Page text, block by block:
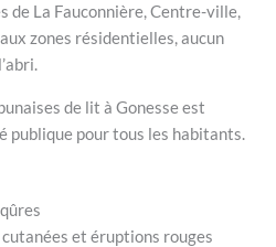
de La Fauconnière, Centre-ville,
zones résidentielles, aucun
de lit à Gonesse est
publique pour tous les habitants.
cutanées et éruptions rouges